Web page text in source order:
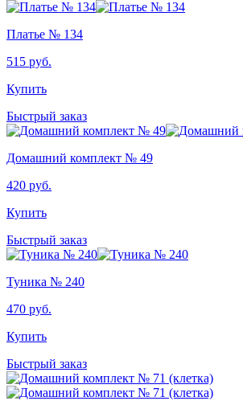
Платье № 134
515 руб.
Купить
Быстрый заказ
Домашний комплект № 49
420 руб.
Купить
Быстрый заказ
Туника № 240
470 руб.
Купить
Быстрый заказ